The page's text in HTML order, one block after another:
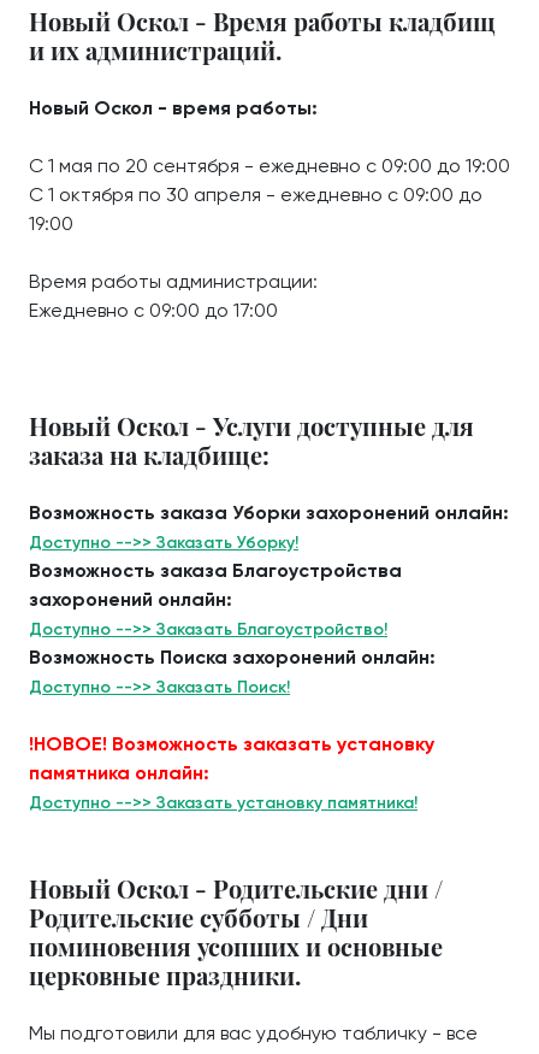
Новый Оскол - Время работы кладбищ
и их администраций.
Новый Оскол - время работы:
С 1 мая по 20 сентября - ежедневно с 09:00 до 19:00
С 1 октября по 30 апреля - ежедневно с 09:00 до
19:00
Время работы администрации:
Ежедневно с 09:00 до 17:00
Новый Оскол - Услуги доступные для
заказа на кладбище:
Возможность заказа Уборки захоронений онлайн:
Доступно -->> Заказать Уборку!
Возможность заказа Благоустройства
захоронений онлайн:
Доступно -->> Заказать Благоустройство!
Возможность Поиска захоронений онлайн:
Доступно -->> Заказать Поиск!
!НОВОЕ! Возможность заказать установку
памятника онлайн:
Доступно -->> Заказать установку памятника!
Новый Оскол - Родительские дни /
Родительские субботы / Дни
поминовения усопших и основные
церковные праздники.
Мы подготовили для вас удобную табличку - все